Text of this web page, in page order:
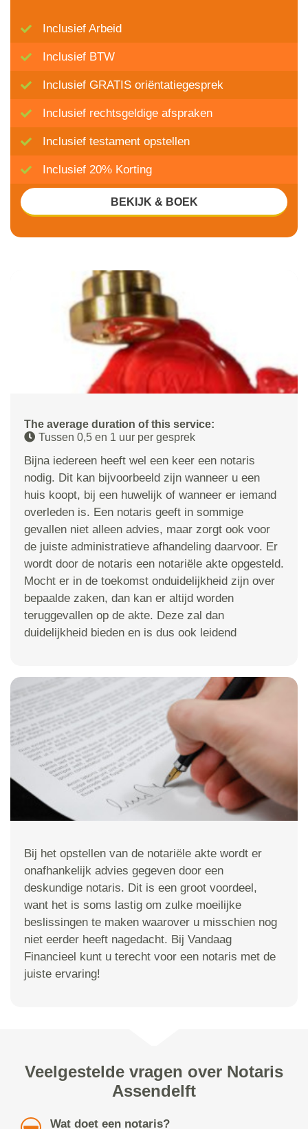
The average duration of this service:
Tussen 0,5 en 1 uur per gesprek
Bijna iedereen heeft wel een keer een notaris
nodig. Dit kan bijvoorbeeld zijn wanneer u een
huis koopt, bij een huwelijk of wanneer er iemand
overleden is. Een notaris geeft in sommige
gevallen niet alleen advies, maar zorgt ook voor
de juiste administratieve afhandeling daarvoor. Er
wordt door de notaris een notariële akte opgesteld.
Mocht er in de toekomst onduidelijkheid zijn over
bepaalde zaken, dan kan er altijd worden
teruggevallen op de akte. Deze zal dan
duidelijkheid bieden en is dus ook leidend
Inclusief Arbeid
Inclusief BTW
Inclusief GRATIS oriëntatiegesprek
Inclusief rechtsgeldige afspraken
Inclusief testament opstellen
Inclusief 20% Korting
BEKIJK & BOEK
Bij het opstellen van de notariële akte wordt er
onafhankelijk advies gegeven door een
deskundige notaris. Dit is een groot voordeel,
want het is soms lastig om zulke moeilijke
beslissingen te maken waarover u misschien nog
niet eerder heeft nagedacht. Bij Vandaag
Financieel kunt u terecht voor een notaris met de
juiste ervaring!
Veelgestelde vragen over Notaris
Assendelft
Wat doet een notaris?